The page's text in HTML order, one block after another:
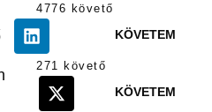
4776 követő
271 követő
KÖVETEM
KÖVETEM